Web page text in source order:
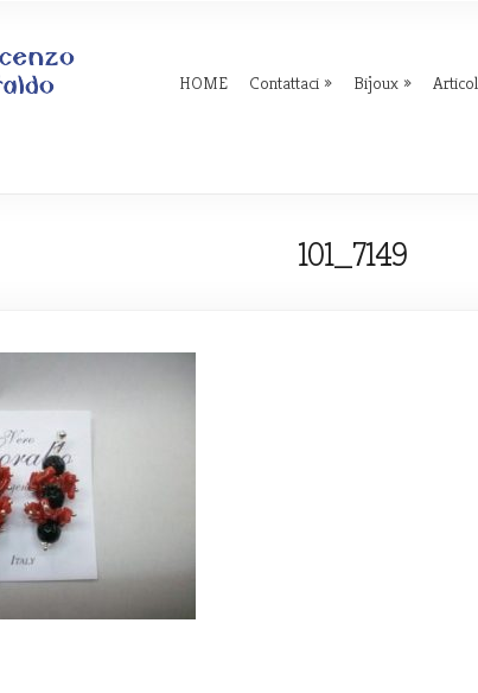
HOME Contattaci Bijoux
101_7149